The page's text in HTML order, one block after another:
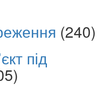
(240)
під